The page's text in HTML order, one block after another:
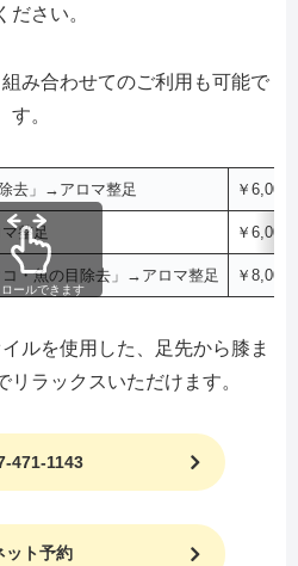
ださい。
み合わせてのご利用も可能で
す。
去」→アロマ整足 ￥6,000
整足 ￥6,000
・魚の目除去」→アロマ整足 ￥8,000
ロールできます
ルを使用した、足先から膝ま
リラックスいただけます。
471-1143
ット予約